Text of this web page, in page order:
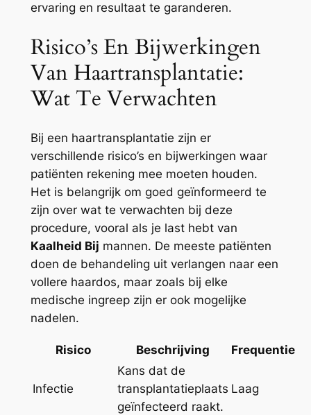
ervaring en resultaat te garanderen.
Risico’s En Bijwerkingen
Van Haartransplantatie:
Wat Te Verwachten
Bij een haartransplantatie zijn er
verschillende risico’s en bijwerkingen waar
patiënten rekening mee moeten houden.
Het is belangrijk om goed geïnformeerd te
zijn over wat te verwachten bij deze
procedure, vooral als je last hebt van
Kaalheid Bij mannen. De meeste patiënten
doen de behandeling uit verlangen naar een
vollere haardos, maar zoals bij elke
medische ingreep zijn er ook mogelijke
nadelen.
Risico Beschrijving Frequentie
Infectie
Kans dat de
transplantatieplaats
geïnfecteerd raakt.
Laag